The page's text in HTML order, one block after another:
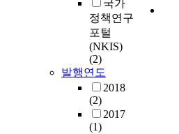
국가
정책연구
포털
(NKIS)
(2)
발행연도
2018
(2)
2017
(1)